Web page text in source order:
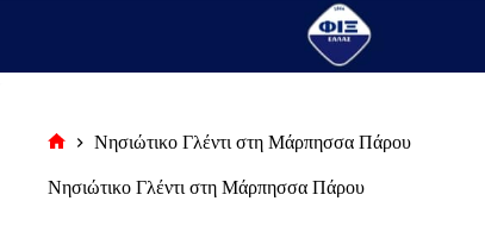
σελίδα
Νησιώτικο Γλέντι στη Μάρπησσα Πάρου
Νησιώτικο Γλέντι στη Μάρπησσα Πάρου